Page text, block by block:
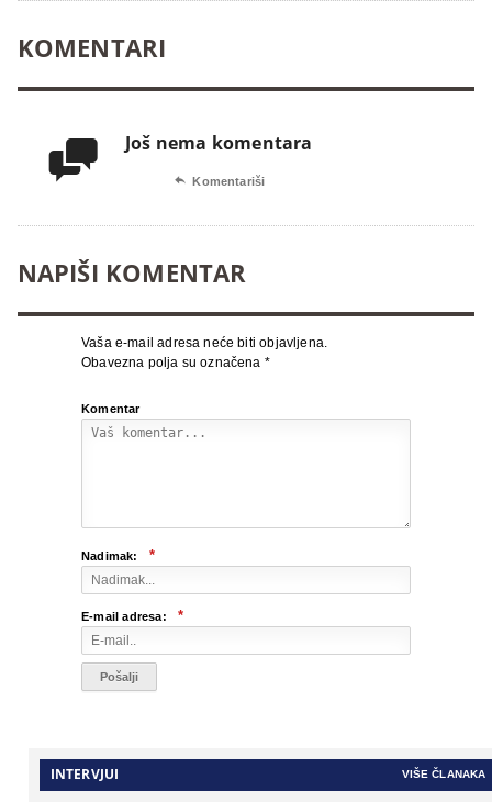
KOMENTARI
 Još nema komentara
 Komentariši
NAPIŠI KOMENTAR
Vaša e-mail adresa neće biti objavljena.
Obavezna polja su označena *
Komentar
Nadimak: *
E-mail adresa: *
INTERVJUI VIŠE ČLANAKA